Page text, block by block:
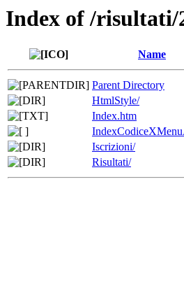
Index of /risultati/
Name
Parent Directory
HtmlStyle/
Index.htm
Iscrizioni/
Risultati/